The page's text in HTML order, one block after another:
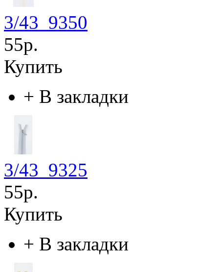
3/43_9350
55р.
Купить
+ В закладки
3/43_9325
55р.
Купить
+ В закладки